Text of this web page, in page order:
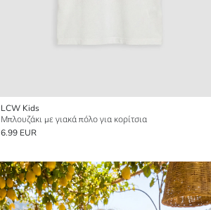
LCW Kids
Μπλουζάκι με γιακά πόλο για κορίτσια
6.99 EUR